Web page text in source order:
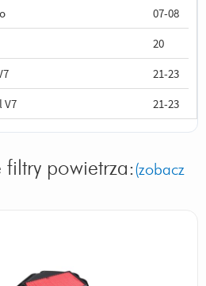
07-08
20
21-23
V7 21-23
filtry powietrza:(zobacz